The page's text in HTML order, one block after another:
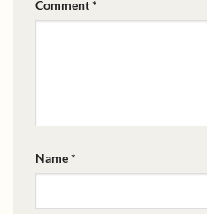
Comment*
Name *